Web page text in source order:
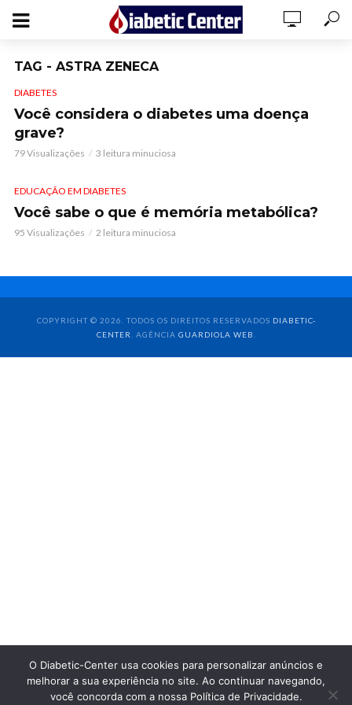
TAG - ASTRA ZENECA
DIABETES
Você considera o diabetes uma doença
grave?
79 Visualizações 3 leitura minuciosa
EDUCAÇÃO EM DIABETES
Você sabe o que é memória metabólica?
95 Visualizações 2 leitura minuciosa
COPYRIGHT © 2026. TODOS OS DIREITOS RESERVADOS DIABETIC-
CENTER
. AGÊNCIA GUARDIOLA WEB
O Diabetic-Center usa cookies para personalizar anúncios e
melhorar a sua experiência no site. Ao continuar navegando,
você concorda com a nossa Política de Privacidade.